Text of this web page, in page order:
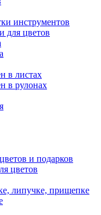
инструментов
для цветов
в листах
в рулонах
и подарков
цветов
липучке, прищепке